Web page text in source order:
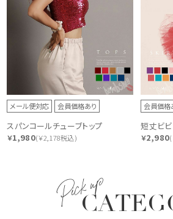
メール便対応 会員価格あり
スパンコールチューブトップ
￥1,980(￥2,178税込)
会員価格
短丈ビビ
￥2,980
Pick up